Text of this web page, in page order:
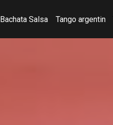
Bachata Salsa Tango argentin